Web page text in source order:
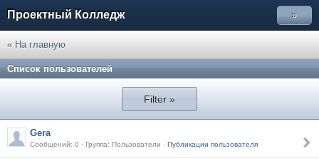
Проектный Колледж »
« На главную
Список пользователей
Filter »
Gera
Сообщений: 0 · Группа: Пользователи · Публикации пользователя